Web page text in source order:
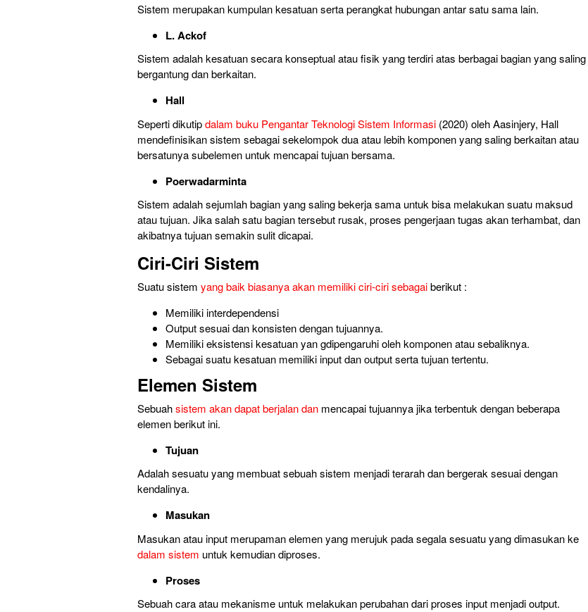
Sistem merupakan kumpulan kesatuan serta perangkat hubungan antar satu sama lain.
L. Ackof
Sistem adalah kesatuan secara konseptual atau fisik yang terdiri atas berbagai bagian yang saling
bergantung dan berkaitan.
Hall
Seperti dikutipdalam buku Pengantar Teknologi Sistem Informasi (2020) oleh Aasinjery, Hall
mendefinisikan sistem sebagai sekelompok dua atau lebih komponen yang saling berkaitan atau
bersatunya subelemen untuk mencapai tujuan bersama.
Poerwadarminta
Sistem adalah sejumlah bagian yang saling bekerja sama untuk bisa melakukan suatu maksud
atau tujuan. Jika salah satu bagian tersebut rusak, proses pengerjaan tugas akan terhambat, dan
akibatnya tujuan semakin sulit dicapai.
Ciri-Ciri Sistem
Suatu sistem yang baik biasanya akan memiliki ciri-ciri sebagaiberikut :
Memiliki interdependensi
Output sesuai dan konsisten dengan tujuannya.
Memiliki eksistensi kesatuan yan gdipengaruhi oleh komponen atau sebaliknya.
Sebagai suatu kesatuan memiliki input dan output serta tujuan tertentu.
Elemen Sistem
Sebuahsistem akan dapat berjalan dan mencapai tujuannya jika terbentuk dengan beberapa
elemen berikut ini.
Tujuan
Adalah sesuatu yang membuat sebuah sistem menjadi terarah dan bergerak sesuai dengan
kendalinya.
Masukan
Masukan atau input merupaman elemen yang merujuk pada segala sesuatu yang dimasukan ke
dalam sistem untuk kemudian diproses.
Proses
Sebuah cara atau mekanisme untuk melakukan perubahan dari proses input menjadi output.